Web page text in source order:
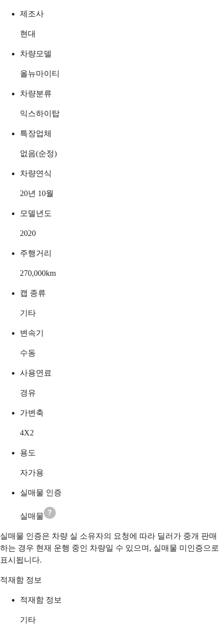
제조사
현대
차량모델
올뉴마이티
차량분류
익스하이탑
특장업체
없음(순정)
차량연식
20년 10월
모델년도
2020
주행거리
270,000km
캡 종류
기타
변속기
수동
사용연료
경유
가변축
4X2
용도
자가용
실매물 인증
실매물
실매물 인증은 차량 실 소유자의 요청에 따라 딜러가 중개 판매
하는 경우 현재 운행 중인 차량일 수 있으며, 실매물 미인증으로
표시됩니다.
적재함 정보
적재함 정보
기타